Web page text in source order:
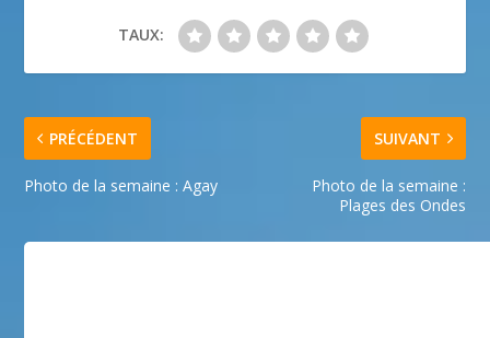
TAUX:
PRÉCÉDENT
Photo de la semaine : Agay
SUIVANT
Photo de la semaine :
Plages des Ondes